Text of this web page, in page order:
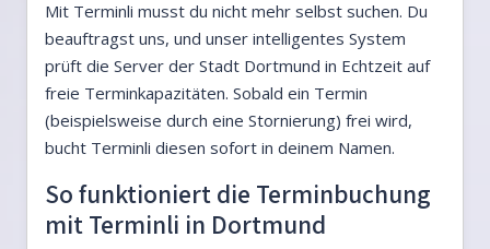
Mit Terminli musst du nicht mehr selbst suchen. Du
beauftragst uns, und unser intelligentes System
prüft die Server der Stadt Dortmund in Echtzeit auf
freie Terminkapazitäten. Sobald ein Termin
(beispielsweise durch eine Stornierung) frei wird,
bucht Terminli diesen sofort in deinem Namen.
So funktioniert die Terminbuchung
mit Terminli in Dortmund